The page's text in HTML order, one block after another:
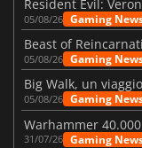
05/08/26 Gaming
05/08/26 Gaming
Big Walk, un
05/08/26 Gaming
31/07/26 Gaming